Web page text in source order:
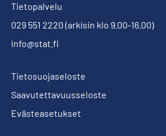
Tietopalvelu
029 551 2220 (arkisin klo 9.00-16.00)
info@stat.fi
Tietosuojaseloste
Saavutettavuusseloste
Evästeasetukset